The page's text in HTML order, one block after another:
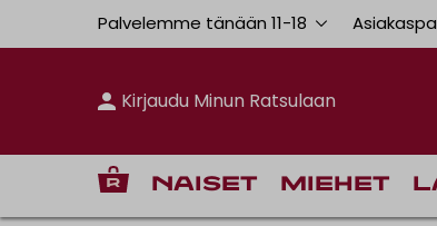
Palvelemme tänään 11-18
Kirjaudu Minun Ratsulaan
Naiset Miehet